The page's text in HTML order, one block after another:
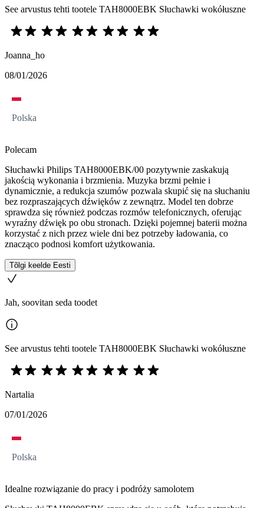
See arvustus tehti tootele TAH8000EBK Słuchawki wokółuszne
Joanna_ho
08/01/2026
Polska
Polecam
Słuchawki Philips TAH8000EBK/00 pozytywnie zaskakują
jakością wykonania i brzmienia. Muzyka brzmi pełnie i
dynamicznie, a redukcja szumów pozwala skupić się na słuchaniu
bez rozpraszających dźwięków z zewnątrz. Model ten dobrze
sprawdza się również podczas rozmów telefonicznych, oferując
wyraźny dźwięk po obu stronach. Dzięki pojemnej baterii można
korzystać z nich przez wiele dni bez potrzeby ładowania, co
znacząco podnosi komfort użytkowania.
Tõlgi keelde Eesti
Jah, soovitan seda toodet
See arvustus tehti tootele TAH8000EBK Słuchawki wokółuszne
Nartalia
07/01/2026
Polska
Idealne rozwiązanie do pracy i podróży samolotem